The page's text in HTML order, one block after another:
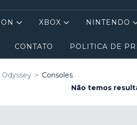
XBOX NINTENDO
CONTATO POLITICA DE
Odyssey > Consoles
Não temos